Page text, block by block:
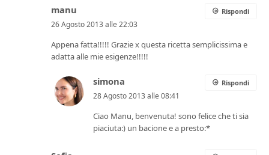
manu
26 Agosto 2013 alle 22:03
Appena fatta!!!!! Grazie x questa ricetta semplicissima e
adatta alle mie esigenze!!!!!
Rispondi
simona
28 Agosto 2013 alle 08:41
Ciao Manu, benvenuta! sono felice che ti sia
piaciuta:) un bacione e a presto:*
Rispondi